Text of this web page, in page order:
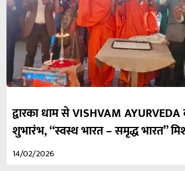
द्वारका धाम से VISHVAM
शुभारंभ, “स्वस्थ भारत – समृद्ध भारत”
14/02/2026